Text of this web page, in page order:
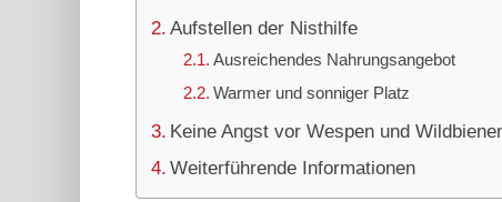
Aufstellen der Nisthilfe
Ausreichendes Nahrungsangebot
Warmer und sonniger Platz
Keine Angst vor Wespen und
Weiterführende Informationen